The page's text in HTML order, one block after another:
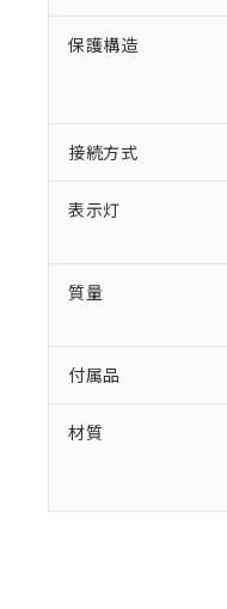
保護構造
接続方式
表示灯
質量
付属品
材質